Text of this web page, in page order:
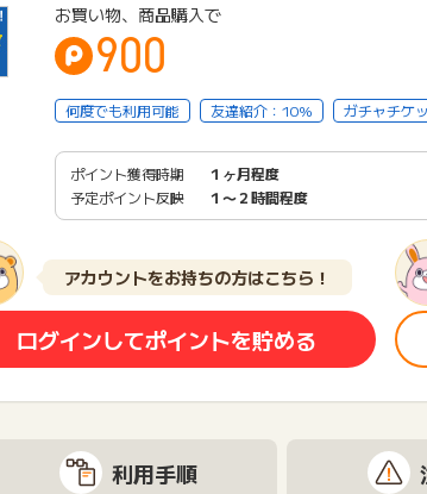
お買い物、商品購入で
900
何度でも利用可能 友達紹介：10% ガチャチケ
ポイント獲得時期
１ヶ月程度
予定ポイント反映
１〜２時間程度
アカウントをお持ちの方はこちら！
ログインしてポイントを貯める
利用手順